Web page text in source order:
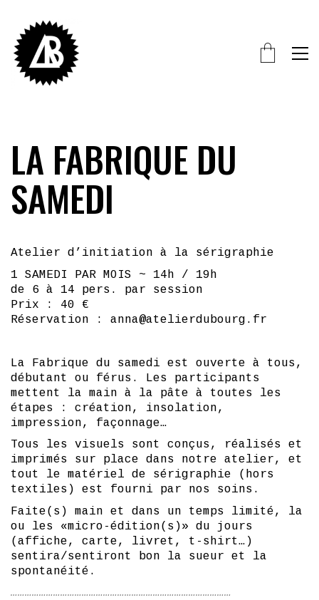
LA FABRIQUE DU
SAMEDI
Atelier d’initiation à la sérigraphie
1 SAMEDI PAR MOIS ~ 14h / 19h
de 6 à 14 pers. par session
Prix : 40 €
Réservation : anna@atelierdubourg.fr
La Fabrique du samedi est ouverte à tous,
débutant ou férus. Les participants
mettent la main à la pâte à toutes les
étapes : création, insolation,
impression, façonnage…
Tous les visuels sont conçus, réalisés et
imprimés sur place dans notre atelier, et
tout le matériel de sérigraphie (hors
textiles) est fourni par nos soins.
Faite(s) main et dans un temps limité, la
ou les «micro-édition(s)» du jours
(affiche, carte, livret, t-shirt…)
sentira/sentiront bon la sueur et la
spontanéité.
…………………………………………………………………………………